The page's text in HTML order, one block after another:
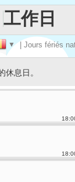
一天
▼ | Jours fériés
工作日
息日。